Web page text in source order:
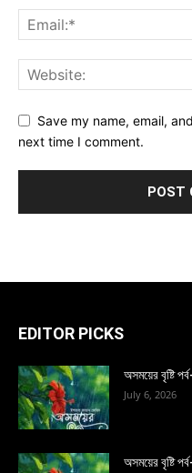
Save my name, email,
next time I comment.
EDITOR PICKS
অসময়ের বৃষ্টি
July 6, 2026
অসময়ের বৃষ্টি